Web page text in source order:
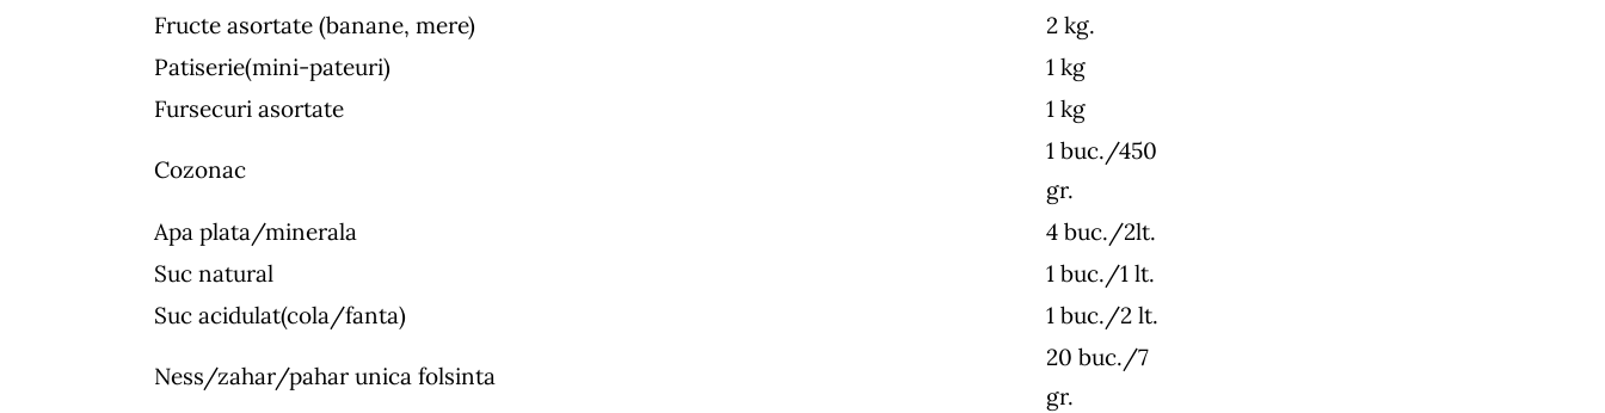
Fructe asortate (banane, mere)
2 kg.
Patiserie(mini-pateuri)
1 kg
Fursecuri asortate
1 kg
Cozonac
1 buc./450
gr.
Apa plata/minerala
4 buc./2lt.
Suc natural
1 buc./1 lt.
Suc acidulat(cola/fanta)
1 buc./2 lt.
Ness/zahar/pahar unica folsinta
20 buc./7
gr.